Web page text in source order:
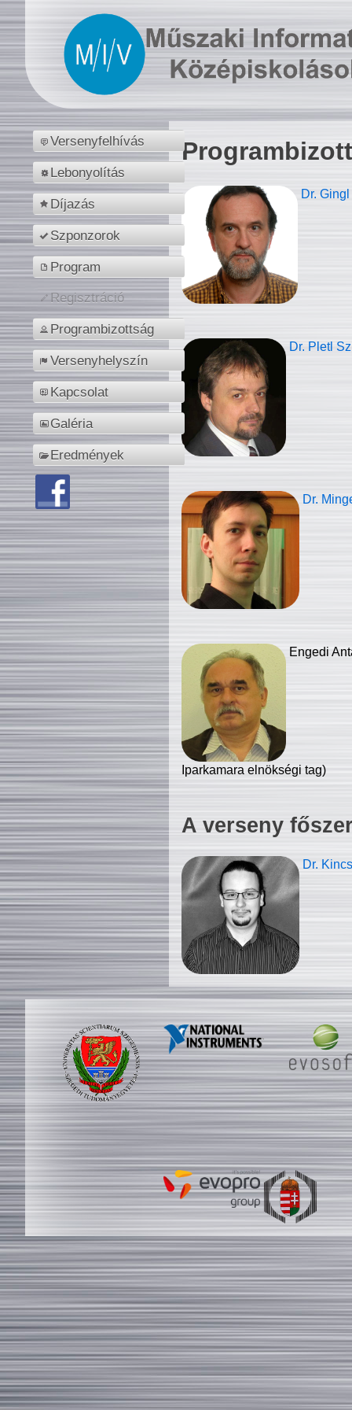
Versenyfelhívás
Lebonyolítás
Díjazás
Szponzorok
Program
Regisztráció
Programbizottság
Versenyhelyszín
Kapcsolat
Galéria
Eredmények
Dr.
Dr. Pletl
Dr.
Engedi
Iparkamara elnökségi tag)
A verseny
Dr.